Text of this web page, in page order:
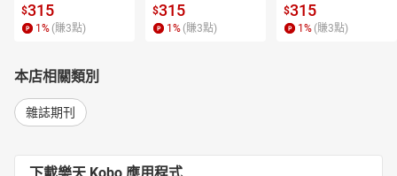
$315
1 % (賺3點)
$315
1 % (賺3點)
$315
1 % (賺3點)
本店相關類別
雜誌期刊